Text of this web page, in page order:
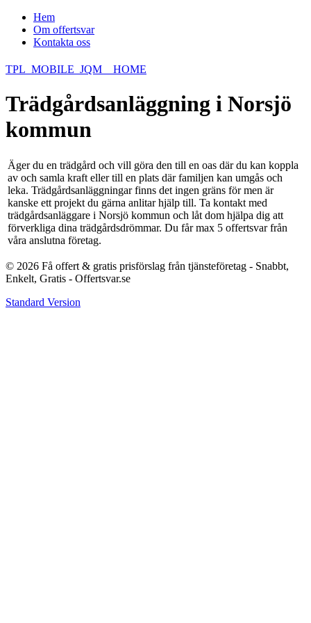
Hem
Om offertsvar
Kontakta oss
TPL_MOBILE_JQM__HOME
Trädgårdsanläggning i Norsjö
kommun
Äger du en trädgård och vill göra den till en oas där du kan koppla
av och samla kraft eller till en plats där familjen kan umgås och
leka. Trädgårdsanläggningar finns det ingen gräns för men är
kanske ett projekt du gärna anlitar hjälp till. Ta kontakt med
trädgårdsanläggare i Norsjö kommun och låt dom hjälpa dig att
förverkliga dina trädgårdsdrömmar. Du får max 5 offertsvar från
våra anslutna företag.
© 2026 Få offert & gratis prisförslag från tjänsteföretag - Snabbt,
Enkelt, Gratis - Offertsvar.se
Standard Version